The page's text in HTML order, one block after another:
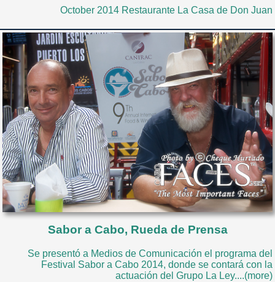
October 2014 Restaurante La Casa de Don Juan
Sabor a Cabo, Rueda de Prensa
Se presentó a Medios de Comunicación el programa del
Festival Sabor a Cabo 2014, donde se contará con la
actuación del Grupo La Ley....(more)